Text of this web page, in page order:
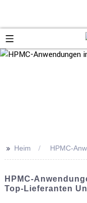
>> Heim HPMC-
HPMC-
Top-Lieferanten